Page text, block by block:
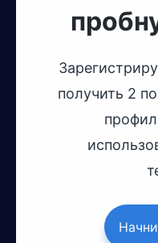
получить 2